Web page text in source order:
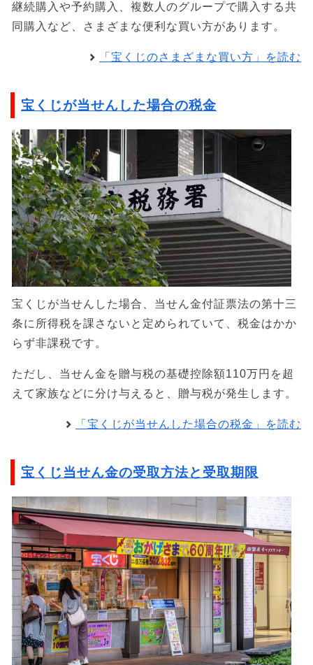
継続購入や予約購入、複数人のグループで購入する共
同購入など、さまざまな便利な買い方があります。
「宝くじのさまざまな買い方」を読む
宝くじが当せんした場合の税金
宝くじが当せんした場合、当せん金付証票法の第十三
条に所得税を課さないと定められていて、税金はかか
らず非課税です。
ただし、当せん金を贈与税の基礎控除額110万円を超
えて家族などに分け与えると、贈与税が発生します。
「宝くじが当せんした場合の税金」を読む
宝くじ当せん金の受取方法と受取期限